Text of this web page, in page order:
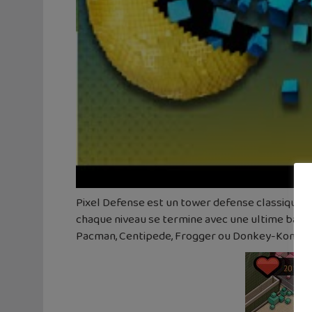
Pixel Defense est un tower defense classique
chaque niveau se termine avec une ultime
Pacman, Centipede, Frogger ou Donkey-Kong.